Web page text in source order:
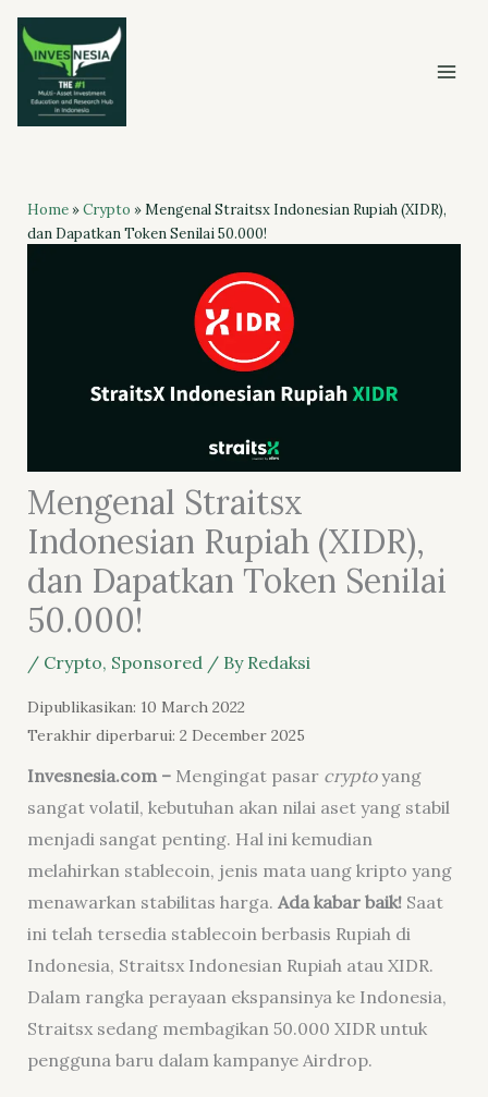
Skip
content
Home»Crypto »Mengenal Straitsx Indonesian Rupiah (XIDR),
dan Dapatkan Token Senilai 50.000!
Mengenal Straitsx
Indonesian Rupiah (XIDR),
dan Dapatkan Token Senilai
50.000!
/ Crypto, Sponsored/ By Redaksi
Dipublikasikan: 10 March 2022
Terakhir diperbarui: 2 December 2025
Invesnesia.com – Mengingat pasar cryptoyang
sangat volatil, kebutuhan akan nilai aset yang stabil
menjadi sangat penting. Hal ini kemudian
melahirkan stablecoin, jenis mata uang kripto yang
menawarkan stabilitas harga. Ada kabar baik!Saat
ini telah tersedia stablecoin berbasis Rupiah di
Indonesia, Straitsx Indonesian Rupiah atau XIDR.
Dalam rangka perayaan ekspansinya ke Indonesia,
Straitsx sedang membagikan 50.000 XIDR untuk
pengguna baru dalam kampanye Airdrop.